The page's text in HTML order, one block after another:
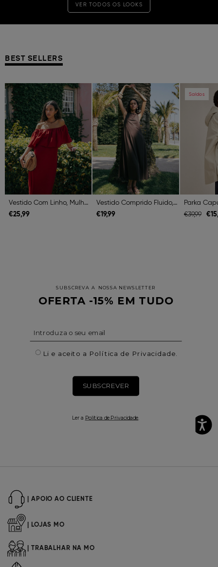
VER TODOS OS LOOKS
BEST SELLERS
Previous Next
Vestido Com Linho, Mulher, Vermelho Escuro
€25,99
Previous Next
Vestido Comprido Fluido, Mulher, Castanho Escuro
€19,99
Saldos
Previous
€39,99 €
| APOIO AO CLIENTE
| LOJAS MO
| TRABALHAR NA MO